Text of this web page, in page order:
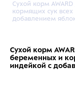
Сухой корм
кормящих сук
добавлением
Сухой корм
беременных и
индейкой с